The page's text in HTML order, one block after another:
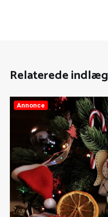
Relaterede indlæg
Annonce